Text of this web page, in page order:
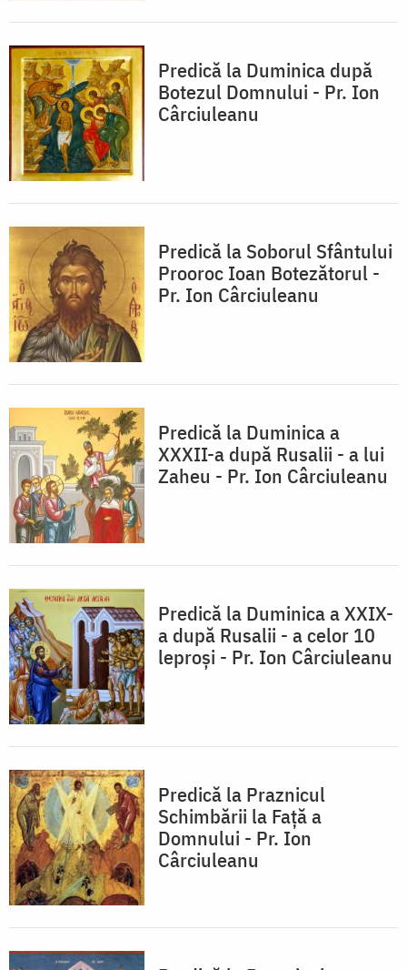
Predică la Duminica după
Botezul Domnului - Pr. Ion
Cârciuleanu
Predică la Soborul Sfântului
Prooroc Ioan Botezătorul -
Pr. Ion Cârciuleanu
Predică la Duminica a
XXXII-a după Rusalii - a lui
Zaheu - Pr. Ion Cârciuleanu
Predică la Duminica a XXIX-
a după Rusalii - a celor 10
leproşi - Pr. Ion Cârciuleanu
Predică la Praznicul
Schimbării la Faţă a
Domnului - Pr. Ion
Cârciuleanu